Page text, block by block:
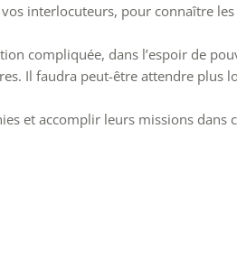
interlocuteurs, pour connaître
compliquée, dans l’espoir de
Il faudra peut-être attendre plus
et accomplir leurs missions dans